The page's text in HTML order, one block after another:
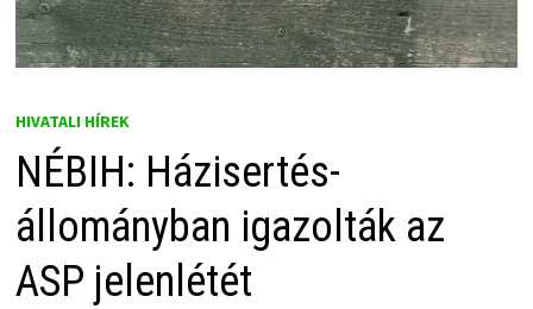
HIVATALI HÍREK
NÉBIH: Házisertés-
állományban igazolták az
ASP jelenlétét